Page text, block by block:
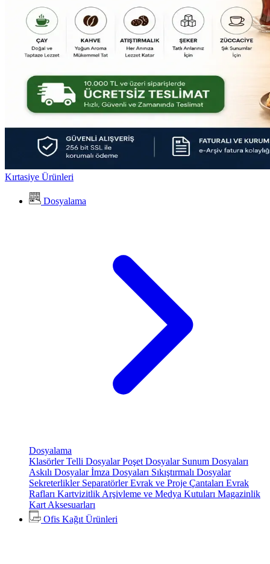
Kırtasiye Ürünleri
Dosyalama
Dosyalama
KlasörlerTelli DosyalarPoşet Dosyalar Sunum Dosyaları
Askılı Dosyalarİmza Dosyaları Sıkıştırmalı Dosyalar
Sekreterlikler SeparatörlerEvrak ve Proje Çantaları Evrak
Rafları Kartvizitlik Arşivleme ve Medya Kutuları Magazinlik
Kart Aksesuarları
Ofis Kağıt Ürünleri